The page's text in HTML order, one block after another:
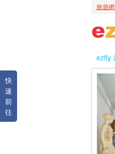
ezfly
快
速
前
往